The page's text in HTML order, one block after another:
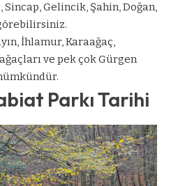
Gelincik, Şahin, Doğan,
İhlamur, Karaağaç,
ve pek çok Gürgen
Parkı Tarihi